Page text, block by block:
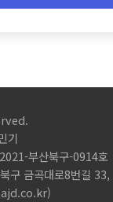
기
부산북구-0914호
금곡대로8번길 33,
)